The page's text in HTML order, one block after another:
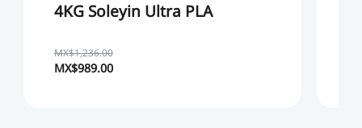
4KG Soleyin Ultra PLA
MX$1,236.00
MX$989.00